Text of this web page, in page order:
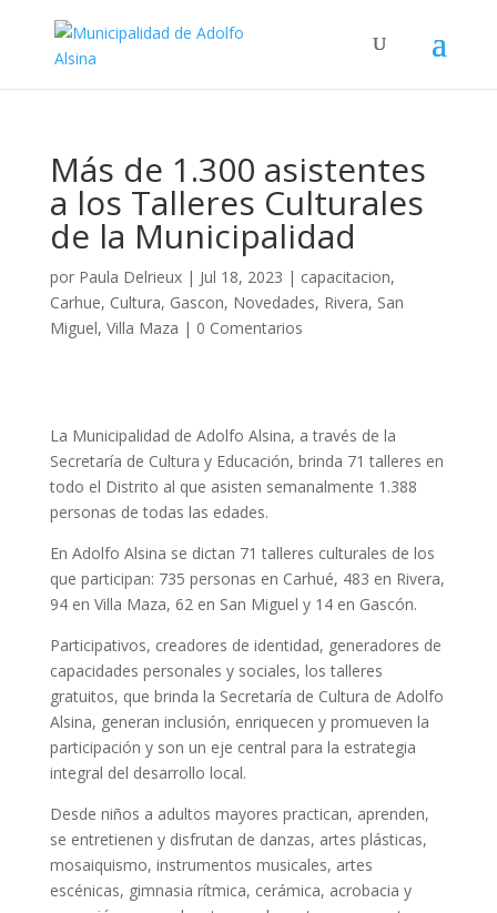
Más de 1.300 asistentes
a los Talleres Culturales
de la Municipalidad
por Paula Delrieux| Jul 18, 2023 | capacitacion,
Carhue, Cultura, Gascon, Novedades, Rivera, San
Miguel, Villa Maza | 0 Comentarios
La Municipalidad de Adolfo Alsina, a través de la
Secretaría de Cultura y Educación, brinda 71 talleres en
todo el Distrito al que asisten semanalmente 1.388
personas de todas las edades.
En Adolfo Alsina se dictan 71 talleres culturales de los
que participan: 735 personas en Carhué, 483 en Rivera,
94 en Villa Maza, 62 en San Miguel y 14 en Gascón.
Participativos, creadores de identidad, generadores de
capacidades personales y sociales, los talleres
gratuitos, que brinda la Secretaría de Cultura de Adolfo
Alsina, generan inclusión, enriquecen y promueven la
participación y son un eje central para la estrategia
integral del desarrollo local.
Desde niños a adultos mayores practican, aprenden,
se entretienen y disfrutan de danzas, artes plásticas,
mosaiquismo, instrumentos musicales, artes
escénicas, gimnasia rítmica, cerámica, acrobacia y